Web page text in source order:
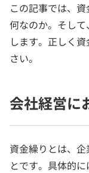
この記事では、
何なのか。そし
します。正しく
さい。
会社経営に
資金繰りとは、企
とです。具体的に